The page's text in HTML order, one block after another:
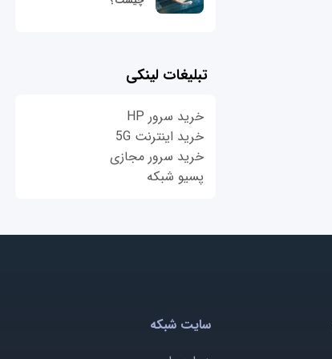
تبلیغات لینکی
خرید سرور HP
خرید اینترنت 5G
خرید سرور مجازی
پسیو شبکه
سایت شبکه